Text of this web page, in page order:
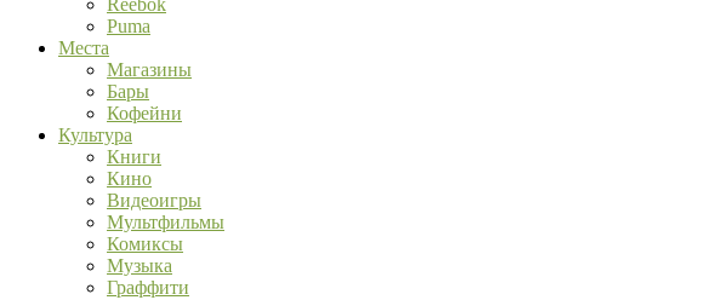
Reebok
Puma
Места
Магазины
Бары
Кофейни
Культура
Книги
Кино
Видеоигры
Мультфильмы
Комиксы
Музыка
Граффити